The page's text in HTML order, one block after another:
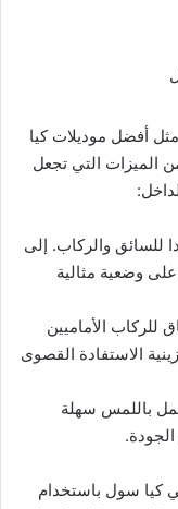
أفضل موديلات كيا
الميزات التي تجعل
للسائق والركاب. إلى
وضعية مثالية
للركاب الأماميين
الاستفادة القصوى
باللمس سهلة
كيا سول باستخدام